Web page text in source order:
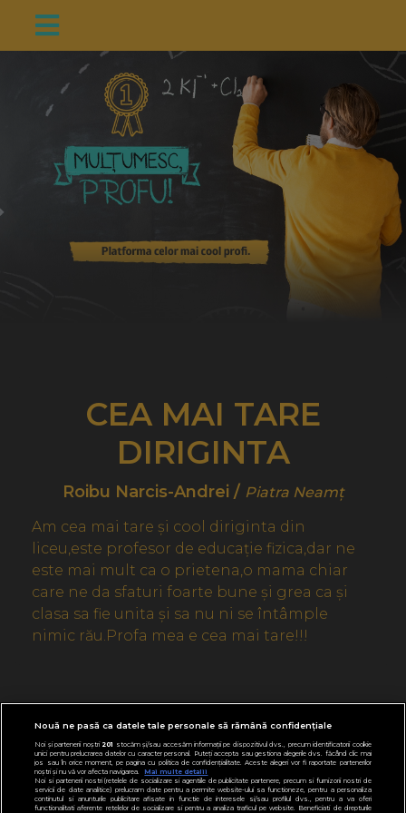
CEA MAI TARE
DIRIGINTA
Roibu Narcis-Andrei / Piatra Neamț
Am cea mai tare și cool diriginta din
liceu,este profesor de educație fizica,dar ne
este mai mult ca o prietena,o mama chiar
care ne da sfaturi foarte bune și grea ca și
clasa sa fie unita și sa nu ni se întâmple
nimic rău.Profa mea e cea mai tare!!!
Nouă ne pasă ca datele tale personale să rămână confidențiale
Noi și partenerii noștri 201 stocăm și/sau accesăm informații pe dispozitivul dvs., precum identificatorii cookie
unici pentru prelucrarea datelor cu caracter personal. Puteți accepta sau gestiona alegerile dvs. făcând clic mai
jos sau în orice moment, pe pagina cu politica de confidențialitate. Aceste alegeri vor fi raportate partenerilor
noștri și nu vă vor afecta navigarea.
Mai multe detalii
Noi si partenerii nostri (retelele de socializare si agentiile de publicitate partenere, precum si furnizorii nostri de
servicii de date analitice) prelucram date pentru a permite website-ului sa functioneze, pentru a personaliza
continutul si anunturile publicitare afisate in functie de interesele si/sau profilul dvs., pentru a va oferi
functionalitati aferente retelelor de socializare si pentru a analiza traficul pe website. Beneficiati de drepturile